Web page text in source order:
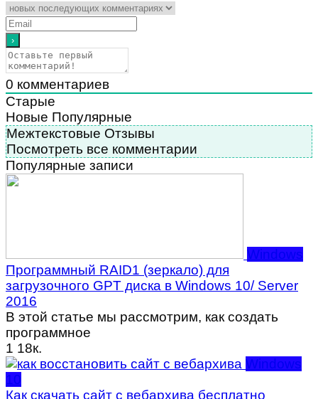
0 комментариев
Старые
Новые Популярные
Межтекстовые Отзывы
Посмотреть все комментарии
Популярные записи
Windows
Программный RAID1 (зеркало) для
загрузочного GPT диска в Windows 10/ Server
2016
В этой статье мы рассмотрим, как создать
программное
1 18к.
Windows
10
Как скачать сайт с вебархива бесплатно